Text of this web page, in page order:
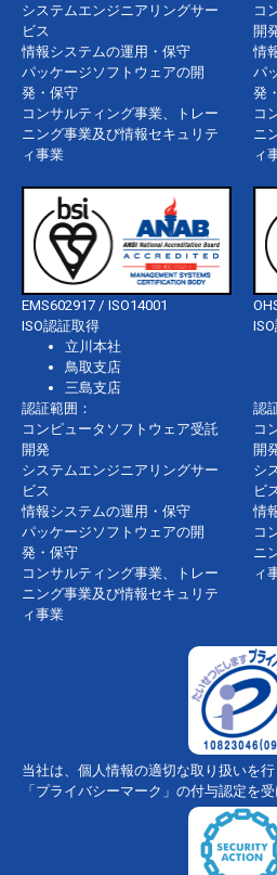
システムエンジニアリングサー
ビス
情報システムの運用・保守
パッケージソフトウェアの開
発・保守
コンサルティング事業、トレー
ニング事業及び情報セキュリテ
ィ事業
コ
開
情
パ
発
コ
ニ
ィ
EMS602917 / ISO14001
ISO認証取得
立川本社
鳥取支店
三島支店
認証範囲：
コンピュータソフトウェア受託
開発
システムエンジニアリングサー
ビス
情報システムの運用・保守
パッケージソフトウェアの開
発・保守
コンサルティング事業、トレー
ニング事業及び情報セキュリテ
ィ事業
認
コ
開
シ
ビ
情
コ
ニ
ィ
当社は、個人情報の適切な取り扱いを
「プライバシーマーク」の付与認定を受